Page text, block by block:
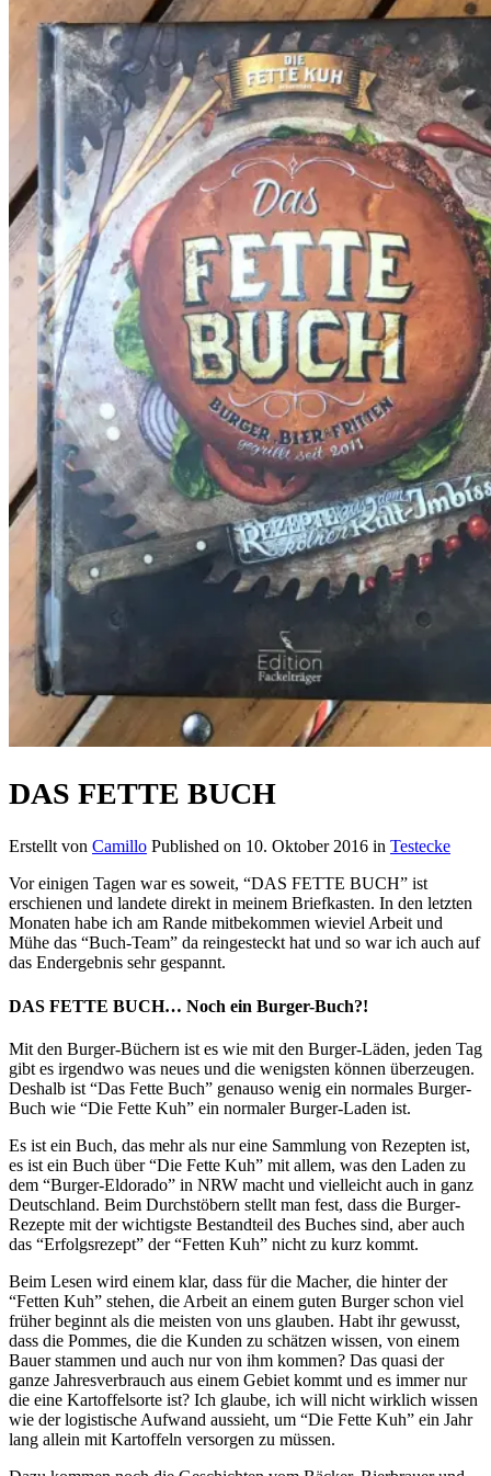
DAS FETTE BUCH
Erstellt von Camillo Published on 10. Oktober 2016 in Testecke
Vor einigen Tagen war es soweit, “DAS FETTE BUCH” ist
erschienen und landete direkt in meinem Briefkasten. In den letzten
Monaten habe ich am Rande mitbekommen wieviel Arbeit und
Mühe das “Buch-Team” da reingesteckt hat und so war ich auch auf
das Endergebnis sehr gespannt.
DAS FETTE BUCH… Noch ein Burger-Buch?!
Mit den Burger-Büchern ist es wie mit den Burger-Läden, jeden Tag
gibt es irgendwo was neues und die wenigsten können überzeugen.
Deshalb ist “Das Fette Buch” genauso wenig ein normales Burger-
Buch wie “Die Fette Kuh” ein normaler Burger-Laden ist.
Es ist ein Buch, das mehr als nur eine Sammlung von Rezepten ist,
es ist ein Buch über “Die Fette Kuh” mit allem, was den Laden zu
dem “Burger-Eldorado” in NRW macht und vielleicht auch in ganz
Deutschland. Beim Durchstöbern stellt man fest, dass die Burger-
Rezepte mit der wichtigste Bestandteil des Buches sind, aber auch
das “Erfolgsrezept” der “Fetten Kuh” nicht zu kurz kommt.
Beim Lesen wird einem klar, dass für die Macher, die hinter der
“Fetten Kuh” stehen, die Arbeit an einem guten Burger schon viel
früher beginnt als die meisten von uns glauben. Habt ihr gewusst,
dass die Pommes, die die Kunden zu schätzen wissen, von einem
Bauer stammen und auch nur von ihm kommen? Das quasi der
ganze Jahresverbrauch aus einem Gebiet kommt und es immer nur
die eine Kartoffelsorte ist? Ich glaube, ich will nicht wirklich wissen
wie der logistische Aufwand aussieht, um “Die Fette Kuh” ein Jahr
lang allein mit Kartoffeln versorgen zu müssen.